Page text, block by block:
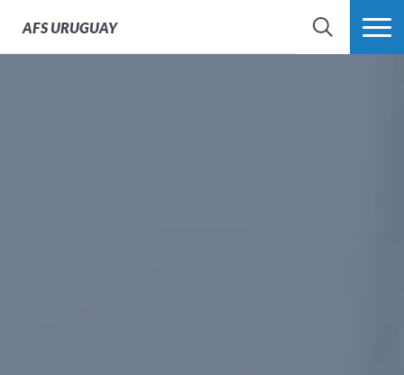
AFSURUGUAY
BÚSQUEDA MÁS